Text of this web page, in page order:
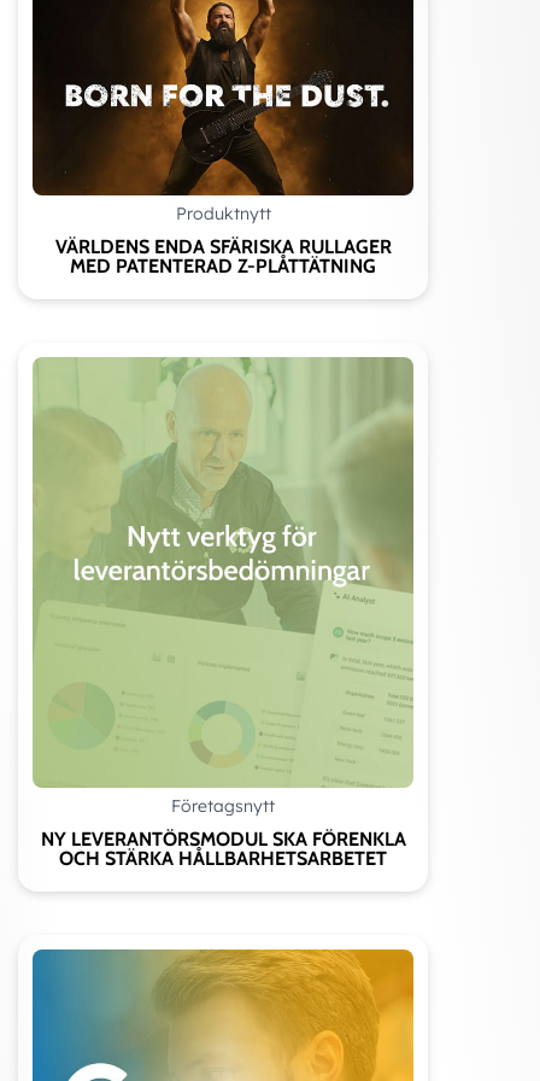
Produktnytt
VÄRLDENS ENDA SFÄRISKA RULLAGER
MED PATENTERAD Z-PLÅTTÄTNING
Företagsnytt
NY LEVERANTÖRSMODUL SKA FÖRENKLA
OCH STÄRKA HÅLLBARHETSARBETET